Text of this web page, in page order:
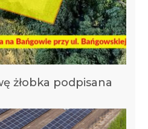
żłobka podpisana